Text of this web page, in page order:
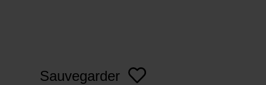
Sauvegarder